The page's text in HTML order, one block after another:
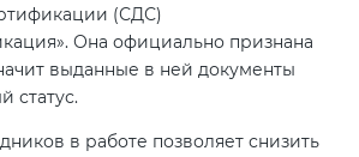
(СДС)
Она официально признана
выданные в ней документы
статус.
в работе позволяет снизить